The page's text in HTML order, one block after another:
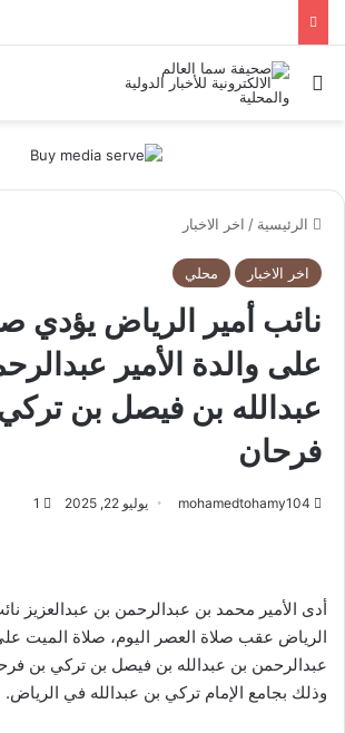
بحث عن
الرئيسية / اخر الاخبار
اخر الاخبار محلي
نائب أمير الرياض يؤدي
على والدة الأمير
عبدالله بن فيصل بن
فرحان
mohamedtohamy104 يوليو 22, 2025 1
أدى الأمير محمد بن عبدالرحمن بن عبدالعزيز
الرياض عقب صلاة العصر اليوم، صلاة الميت على
عبدالرحمن بن عبدالله بن فيصل بن تركي بن
وذلك بجامع الإمام تركي بن عبدالله في الرياض.